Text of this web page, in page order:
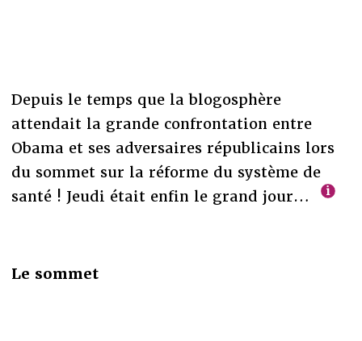
Depuis le temps que la blogosphère
attendait la grande confrontation entre
Obama et ses adversaires républicains lors
du sommet sur la réforme du système de
santé ! Jeudi était enfin le grand jour…
Le sommet